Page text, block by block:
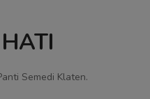
Semedi Klaten.